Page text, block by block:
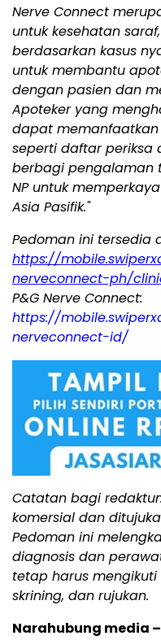
Nerve Connect
untuk kesehatan
berdasarkan kasus
untuk membantu
dengan pasien dan
Apoteker yang
dapat
seperti daftar periksa
berbagi pengalaman
NP untuk
Asia Pasifik."
Pedoman ini tersedia
https://
nerveconnect-ph/
P&G Nerve Connect:
https://
nerveconnect-id/
Catatan bagi
komersial dan
Pedoman ini
diagnosis dan
tetap harus
skrining, dan rujukan.
Narahubung media –